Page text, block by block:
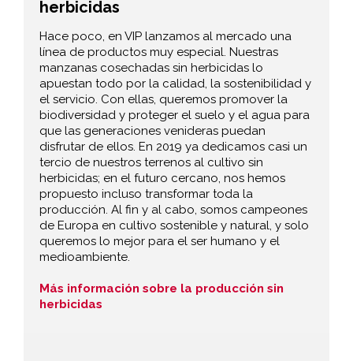
herbicidas
Hace poco, en VIP lanzamos al mercado una
línea de productos muy especial. Nuestras
manzanas cosechadas sin herbicidas lo
apuestan todo por la calidad, la sostenibilidad y
el servicio. Con ellas, queremos promover la
biodiversidad y proteger el suelo y el agua para
que las generaciones venideras puedan
disfrutar de ellos. En 2019 ya dedicamos casi un
tercio de nuestros terrenos al cultivo sin
herbicidas; en el futuro cercano, nos hemos
propuesto incluso transformar toda la
producción. Al fin y al cabo, somos campeones
de Europa en cultivo sostenible y natural, y solo
queremos lo mejor para el ser humano y el
medioambiente.
Más información sobre la producción sin
herbicidas